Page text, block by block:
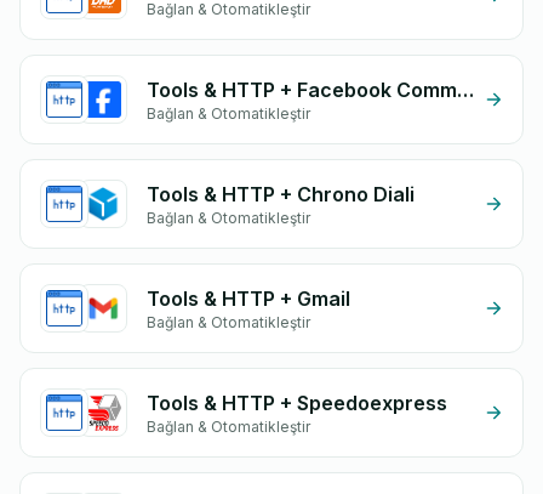
Bağlan & Otomatikleştir
Tools & HTTP + Facebook Commerce
Bağlan & Otomatikleştir
Tools & HTTP + Chrono Diali
Bağlan & Otomatikleştir
Tools & HTTP + Gmail
Bağlan & Otomatikleştir
Tools & HTTP + Speedoexpress
Bağlan & Otomatikleştir